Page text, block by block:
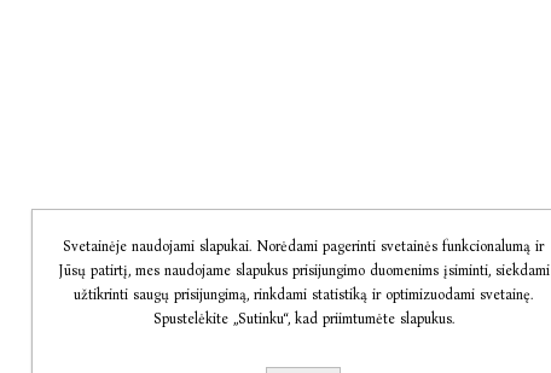
Svetainėje naudojami slapukai. Norėdami pagerinti svetainės funkcionalumą ir
Jūsų patirtį, mes naudojame slapukus prisijungimo duomenims įsiminti, siekdami
užtikrinti saugų prisijungimą, rinkdami statistiką ir optimizuodami svetainę.
Spustelėkite „Sutinku“, kad priimtumėte slapukus.